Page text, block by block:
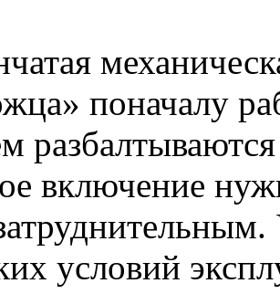
поначалу
включение
условий